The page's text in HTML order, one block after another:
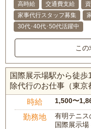
高時給
交通費支給
家事代行スタッフ募集
30代･40代･50代活躍中
こ
国際展示場駅から徒
除代行のお仕事（東京
時給 1,500〜
勤務地
有明テニ
国際展示